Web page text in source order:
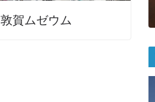
敦賀ムゼウム